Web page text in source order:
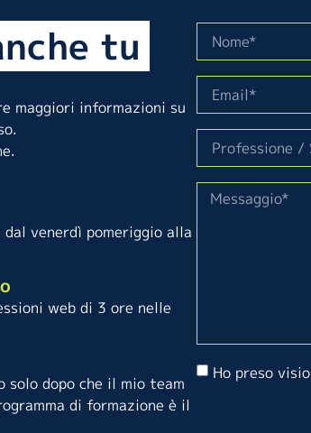
tu
maggiori informazioni su
venerdì pomeriggio alla
web di 3 ore nelle
dopo che il mio team
di formazione è il
Ho preso